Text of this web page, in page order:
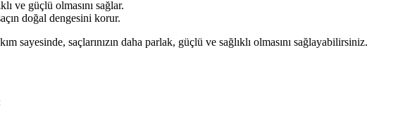
ve güçlü olmasını sağlar.
doğal dengesini korur.
sayesinde, saçlarınızın daha parlak, güçlü ve sağlıklı olmasını sağlayabilirsiniz.